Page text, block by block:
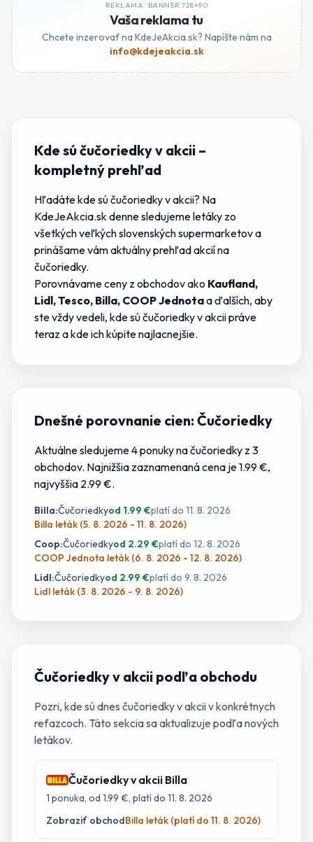
REKLAMA · BANNER 728×90
Vaša reklama tu
Chcete inzerovať na KdeJeAkcia.sk? Napíšte nám na
info@kdejeakcia.sk
Kde sú čučoriedky v akcii –
kompletný prehľad
Hľadátekde sú čučoriedky v akcii? Na
KdeJeAkcia.sk denne sledujeme letáky zo
všetkých veľkých slovenských supermarketov a
prinášame vám aktuálny prehľad akcií na
čučoriedky.
Porovnávame ceny z obchodov ako Kaufland,
Lidl, Tesco, Billa, COOP Jednotaa ďalších, aby
ste vždy vedeli, kde sú čučoriedky v akciipráve
teraz a kdeichkúpite najlacnejšie.
Dnešné porovnanie cien: Čučoriedky
Aktuálne sledujeme4ponukynačučoriedky z 3
obchodov. Najnižšia zaznamenaná cena je 1.99 €,
najvyššia 2.99 €.
Billa:Čučoriedkyod 1.99 €platí do 11. 8. 2026
Billa leták (5. 8. 2026 - 11. 8. 2026)
Coop:Čučoriedkyod 2.29 €platí do 12. 8. 2026
COOP Jednota leták (6. 8. 2026 - 12. 8. 2026)
Lidl:Čučoriedkyod 2.99 €platí do 9. 8. 2026
Lidl leták (3. 8. 2026 - 9. 8. 2026)
Čučoriedkyv akcii podľa obchodu
Pozri, kde sú dnes čučoriedkyv akcii v konkrétnych
reťazcoch. Táto sekcia sa aktualizuje podľa nových
letákov.
Čučoriedkyv akcii Billa
1 ponuka, od 1.99 €, platí do 11. 8. 2026
Zobraziť obchodBilla leták (platí do 11. 8. 2026)